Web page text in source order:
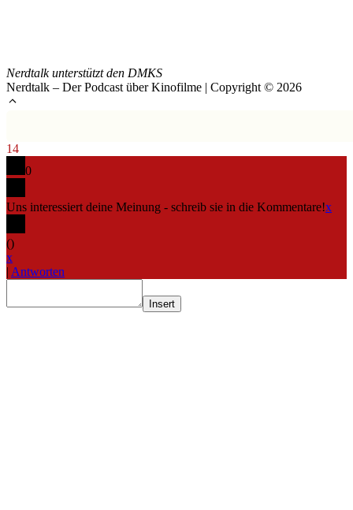
Nerdtalk unterstützt den DMKS
Nerdtalk – Der Podcast über Kinofilme | Copyright © 2026
14
0
Uns interessiert deine Meinung - schreib sie in die Kommentare!x
()
x
| Antworten
Insert